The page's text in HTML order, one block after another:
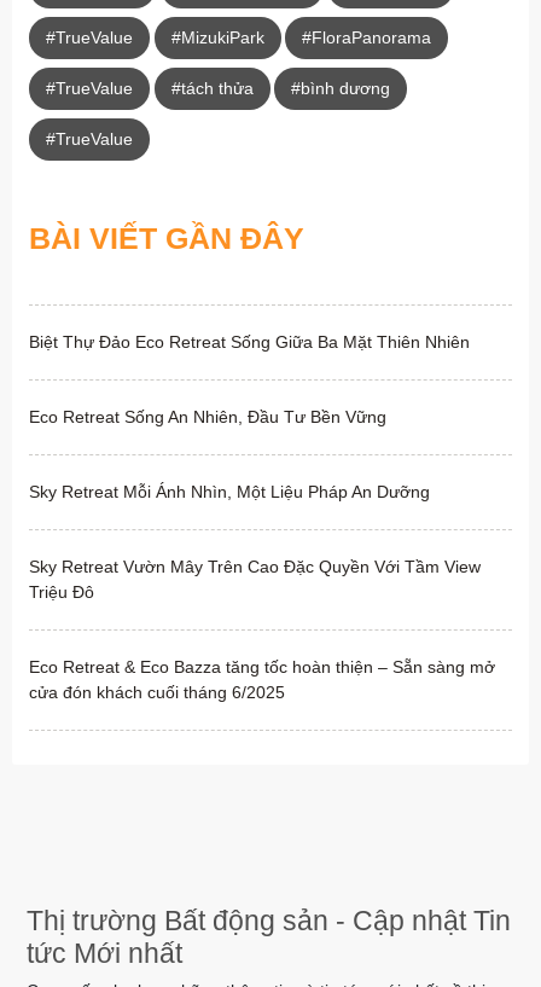
#TrueValue #MizukiPark #FloraPanorama
#TrueValue #tách thửa #bình dương
#TrueValue
BÀI VIẾT GẦN ĐÂY
Biệt Thự Đảo Eco Retreat Sống Giữa Ba Mặt Thiên Nhiên
Eco Retreat Sống An Nhiên, Đầu Tư Bền Vững
Sky Retreat Mỗi Ánh Nhìn, Một Liệu Pháp An Dưỡng
Sky Retreat Vườn Mây Trên Cao Đặc Quyền Với Tầm View
Triệu Đô
Eco Retreat & Eco Bazza tăng tốc hoàn thiện – Sẵn sàng mở
cửa đón khách cuối tháng 6/2025
Thị trường Bất động sản - Cập nhật Tin
tức Mới nhất